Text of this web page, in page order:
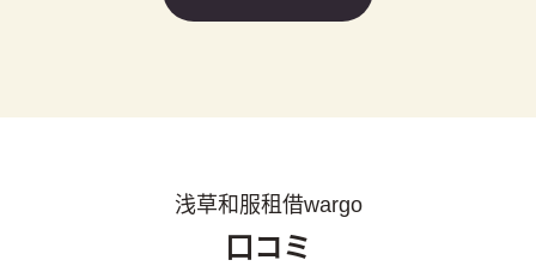
浅草和服租借wargo
口コミ